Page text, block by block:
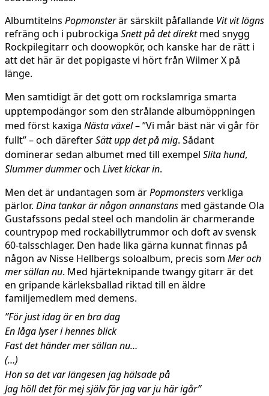
Albumtitelns Popmonsterär särskilt påfallande Vit vit lögns
refräng och i pubrockiga Snett på det direktmed snygg
Rockpilegitarr och doowopkör, och kanske har de rätt i
att det här är det popigaste vi hört från Wilmer X på
länge.
Men samtidigt är det gott om rockslamriga smarta
upptempodängor som den strålande albumöppningen
med först kaxiga Nästa växel– ”Vi mår bäst när vi går för
fullt” – och därefterSätt upp det på mig. Sådant
dominerar sedan albumet med till exempel Slita hund,
Slummer dummeroch Livet kickar in.
Men det är undantagen som ärPopmonstersverkliga
pärlor. Dina tankar är någon annanstans med gästande Ola
Gustafssons pedal steel och mandolin är charmerande
countrypop med rockabillytrummor och doft av svensk
60-talsschlager. Den hade lika gärna kunnat finnas på
någon av Nisse Hellbergs soloalbum, precis som Mer och
mer sällan nu. Med hjärteknipande twangy gitarr är det
en gripande kärleksballad riktad till en äldre
familjemedlem med demens.
”För just idag är en bra dag
En låga lyser i hennes blick
Fast det händer mer sällan nu…
(…)
Hon sa det var längesen jag hälsade på
Jag höll det för mej själv för jag var ju här igår”